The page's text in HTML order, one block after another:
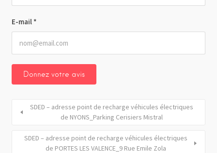
E-mail *
SDED – adresse point de recharge véhicules électriques
de NYONS_Parking Cerisiers Mistral
SDED – adresse point de recharge véhicules électriques
de PORTES LES VALENCE_9 Rue Emile Zola